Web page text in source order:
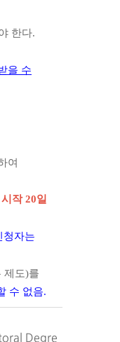
한다.
을 수
여
작20일
청자는
제도)를
수 없음.
Degre